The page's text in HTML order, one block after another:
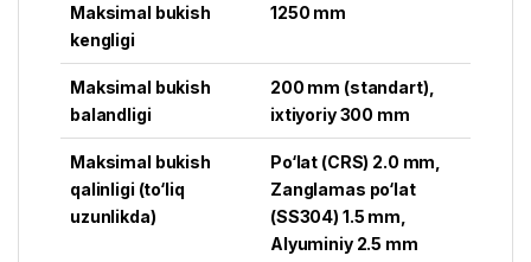
Maksimal bukish
kengligi
1250 mm
Maksimal bukish
balandligi
200 mm (standart),
ixtiyoriy 300 mm
Maksimal bukish
qalinligi (to‘liq
uzunlikda)
Po‘lat (CRS) 2.0 mm,
Zanglamas po‘lat
(SS304) 1.5 mm,
Alyuminiy 2.5 mm